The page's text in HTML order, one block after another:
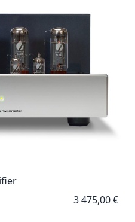
3 475,00 €